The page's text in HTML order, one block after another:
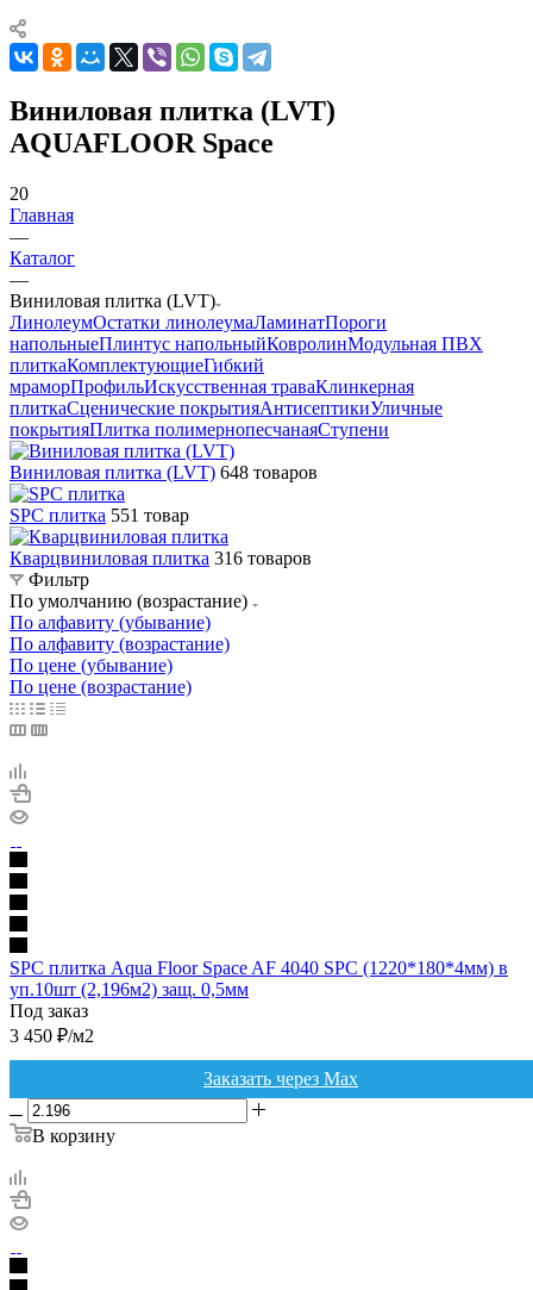
Виниловая плитка (LVT)
AQUAFLOOR Space
20
Главная
—
Каталог
—
Виниловая плитка (LVT)
ЛинолеумОстатки линолеумаЛаминатПороги
напольныеПлинтус напольныйКовролинМодульная ПВХ
плиткаКомплектующиеГибкий
мраморПрофильИскусственная траваКлинкерная
плиткаСценические покрытияАнтисептикиУличные
покрытияПлитка полимернопесчанаяСтупени
Виниловая плитка (LVT) 648 товаров
SPC плитка 551 товар
Кварцвиниловая плитка 316 товаров
Фильтр
По умолчанию (возрастание)
По алфавиту (убывание)
По алфавиту (возрастание)
По цене (убывание)
По цене (возрастание)
SPC плитка Aqua Floor Space AF 4040 SPC (1220*180*4мм) в
уп.10шт (2,196м2) защ. 0,5мм
Под заказ
3 450 ₽/м2
Заказать через Max
В корзину